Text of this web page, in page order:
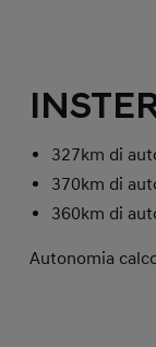
327km di
370km di
360km di
Autonomia